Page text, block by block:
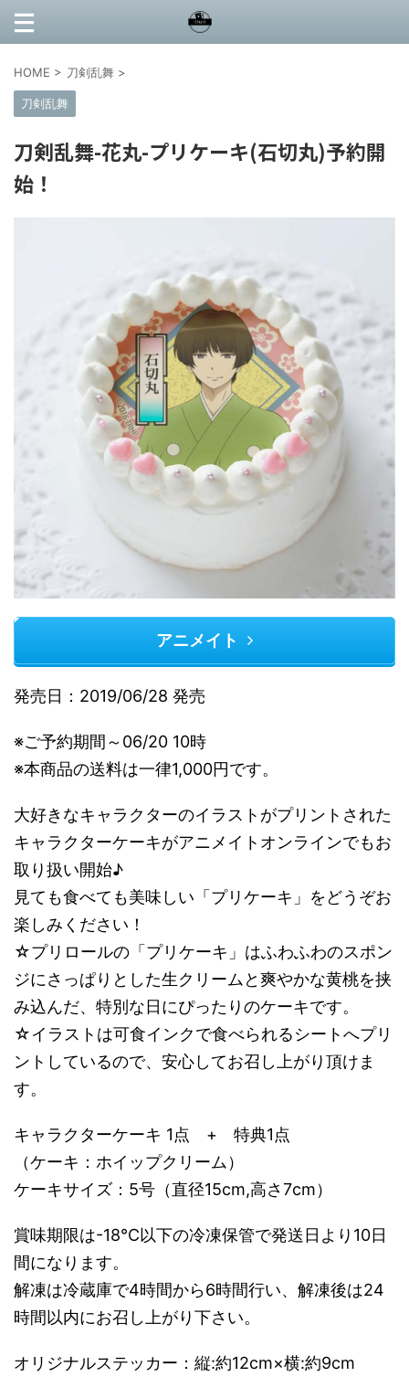
HOME > 刀剣乱舞 >
刀剣乱舞
刀剣乱舞-花丸-プリケーキ(石切丸)予約開
始！
アニメイト
発売日：2019/06/28 発売
※ご予約期間～06/20 10時
※本商品の送料は一律1,000円です。
大好きなキャラクターのイラストがプリントされた
キャラクターケーキがアニメイトオンラインでもお
取り扱い開始♪
見ても食べても美味しい「プリケーキ」をどうぞお
楽しみください！
☆プリロールの「プリケーキ」はふわふわのスポン
ジにさっぱりとした生クリームと爽やかな黄桃を挟
み込んだ、特別な日にぴったりのケーキです。
☆イラストは可食インクで食べられるシートへプリ
ントしているので、安心してお召し上がり頂けま
す。
キャラクターケーキ 1点 + 特典1点
（ケーキ：ホイップクリーム）
ケーキサイズ：5号（直径15cm,高さ7cm）
賞味期限は-18℃以下の冷凍保管で発送日より10日
間になります。
解凍は冷蔵庫で4時間から6時間行い、解凍後は24
時間以内にお召し上がり下さい。
オリジナルステッカー：縦:約12cm×横:約9cm